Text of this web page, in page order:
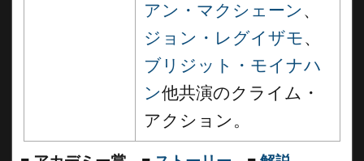
アン・マクシェーン 、
ジョン・レグイザモ、
ブリジット・モイナハ
ン他共演のクライム・
アクション。